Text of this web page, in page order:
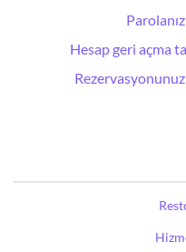
Hesap geri açma